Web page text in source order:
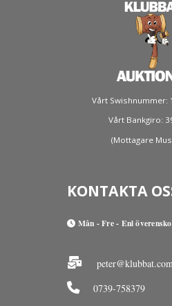
Vårt Swishnummer:
Vårt Bankgiro:
(Mottagare
KONTAKTA
Mån - Fre - Enl
0739-758379